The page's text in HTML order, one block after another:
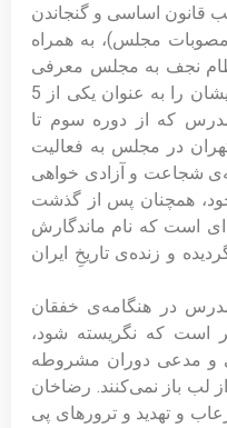
اساسی و گنجاندن
مجلس)، به همراه
نجف به مجلس معرفی
شده و مجلس دوم شورای ملی ایشان را به عنوان یکی از 5
که از دوره سوم تا
در مجلس به فعالیت
شجاعت و آزادی خواهی‌
همچنان پس از گذشت
است که نام ماندگارش
و زنده‌ی تاریخِ ایران
در هنگامه‌ی خفقان
که نگریسته شود،
مدعی دوران مشروطه
باز نمی‌کنند. رضاخان
و تهدید و ترورهای پی